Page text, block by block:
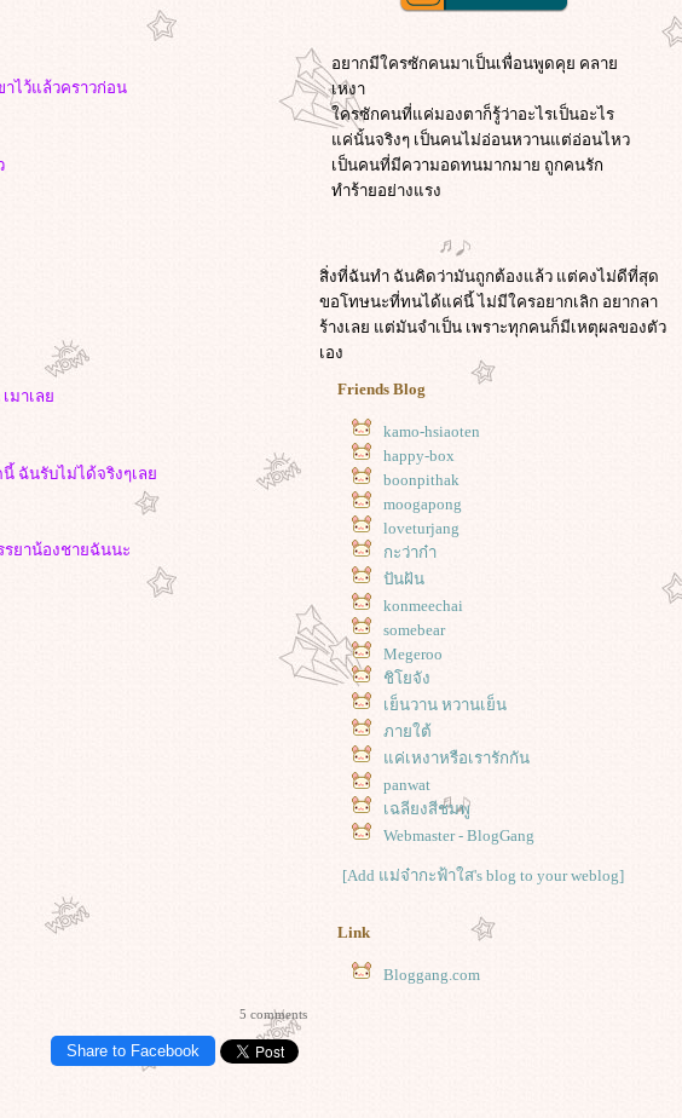
ไว้แล้วคราวก่อน
เมาเล
นี้ ฉันรับไม่ได้จริงๆเล
ยาน้องชายฉันนะ
5 comments
Share to Facebook
อยากมีใครซักคนมาเป็นเพื่อนพูดคุย คลา
เหงา
ครซักคนที่แค่มองตาก็รู้ว่าอะไรเป็นอะไร
ค่นั้นจริงๆ เป็นคนไม่อ่อนหวานแต่อ่อนไหว
เป็นคนที่มีความอดทนมากมาย ถูกคนรัก
ทำร้ายอย่างแรง
สิ่งที่ฉันทำ ฉันคิดว่ามันถูกต้องแล้ว แต่คงไม่ดีที่สุด
ขอโทษนะที่ทนได้แค่นี้ ไม่มีใครอยากเลิก อยากลา
ร้างเลย แต่มันจำเป็น เพราะทุกคนก็มีเหตุผลของตัว
เอง
Friends Blog
kamo-hsiaoten
happy-box
boonpithak
moogapong
loveturjang
กะว่าก๋า
ปันฝัน
konmeechai
somebear
Megeroo
ชิโยจัง
เย็นวาน หวานเย็น
ภายใต้
ค่เหงาหรือเรารักกัน
panwat
เฉลียงสีชมพู
Webmaster - BlogGang
[Add แม่จ๋ากะฟ้าใส's blog to your weblog]
Link
Bloggang.com